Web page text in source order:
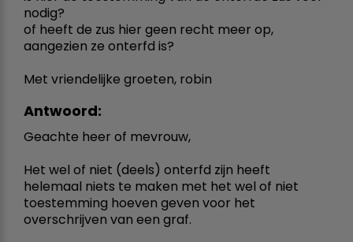
nodig?
of heeft de zus hier geen recht meer op,
aangezien ze onterfd is?
Met vriendelijke groeten, robin
Antwoord:
Geachte heer of mevrouw,
Het wel of niet (deels) onterfd zijn heeft
helemaal niets te maken met het wel of niet
toestemming hoeven geven voor het
overschrijven van een graf.